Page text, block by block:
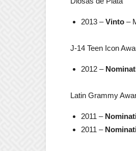
2013 –Vinto –
J-14 Teen Icon
2012 –
Latin Grammy
2011 –
2011 –